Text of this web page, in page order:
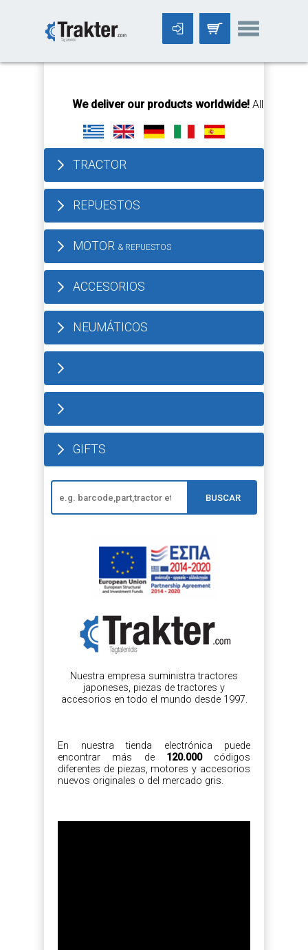
We deliver our products worldwide!All orders
TRACTOR
REPUESTOS
MOTOR & REPUESTOS
ACCESORIOS
NEUMÁTICOS
GIFTS
BUSCAR
Nuestra empresa suministra tractores
japoneses, piezas de tractores y
accesorios en todo el mundo desde 1997.
En nuestra tienda electrónica puede
encontrar más de 120.000códigos
diferentes de piezas, motores y accesorios
nuevos originales o del mercado gris.